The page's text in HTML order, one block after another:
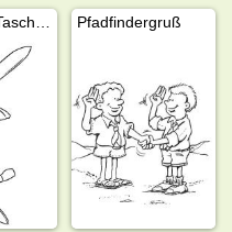
Pfadfindergruß